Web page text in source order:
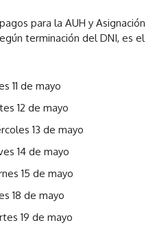
para la AUH y Asignación
terminación del DNI, es el
11 de mayo
12 de mayo
13 de mayo
14 de mayo
15 de mayo
18 de mayo
19 de mayo